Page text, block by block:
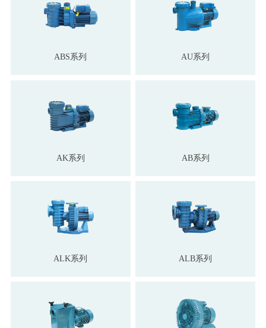
ABS系列 AU系列
AK系列 AB系列
ALK系列 ALB系列